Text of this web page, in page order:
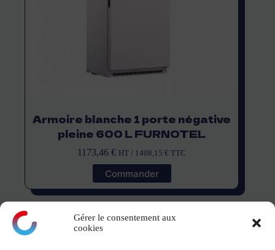
Gérer le consentement aux
cookies
Armoire blanche 1 porte négative
pleine 600 L FURNOTEL
1173,46€ HT / 1408,15€ TTC
Commander